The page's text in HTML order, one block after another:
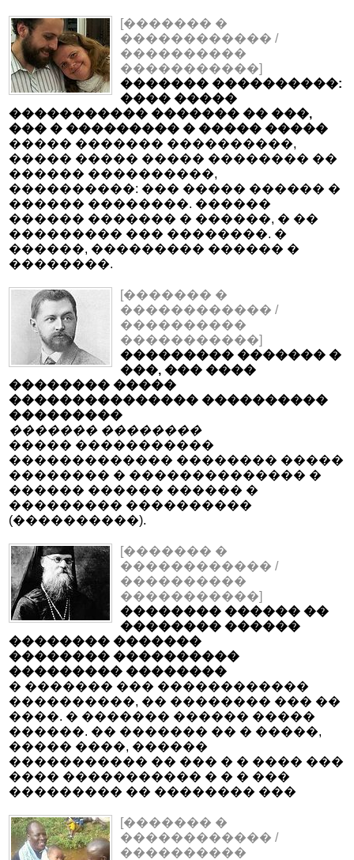
[������� �
������������ /
����������
�����������]
������� ����������:
���� �����
����������� ������� �� ���,
��� � ��������� � ����� �����
����� ������� ����������,
����� ����� ����� �������� ��
������ ����������,
����������: ��� ����� ������ �
������ ��������. ������
������ ������� � ������, � ��
��������� ��� ��������. �
������, ��������� ������ �
��������.
[������� �
������������ /
����������
�����������]
��������� ������� �
���, ��� ����
�������� �����
��������������� ����������
���������
������� ��������
����� �����������
������������� �������� �����
�������� � �������������� �
������ ������ ������ �
��������� ����������
(����������).
[������� �
������������ /
����������
�����������]
�������� ������ ��
�������� ������
�������� �������
�������� ����������
��������� ��������
� ������� ��� ������������
����������, �� �������� ��� ��
����. � ������� ������ �����
������. �� ������� �� � �����,
����� ����, ������
����������� �� ��� � � ���� ���
���� ����������� � � � ���
��������� �� �������� ���
[������� �
������������ /
����������